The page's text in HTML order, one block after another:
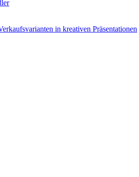
in kreativen Präsentationen